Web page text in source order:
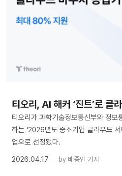
티오리, AI 해커 ‘진트’로 클
티오리가 과학기술정보통신부와 정
하는 ‘2026년도 중소기업 클라우드 서
업으로 선정됐다.
2026.04.17
by 배종인 기자